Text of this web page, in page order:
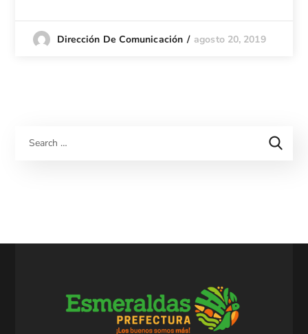
Dirección De Comunicación agosto 20, 2019